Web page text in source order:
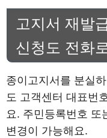
고지서 재발
신청도 전화
종이고지서를 분실
도 고객센터 대표번
요. 주민등록번호 또
변경이 가능해요.